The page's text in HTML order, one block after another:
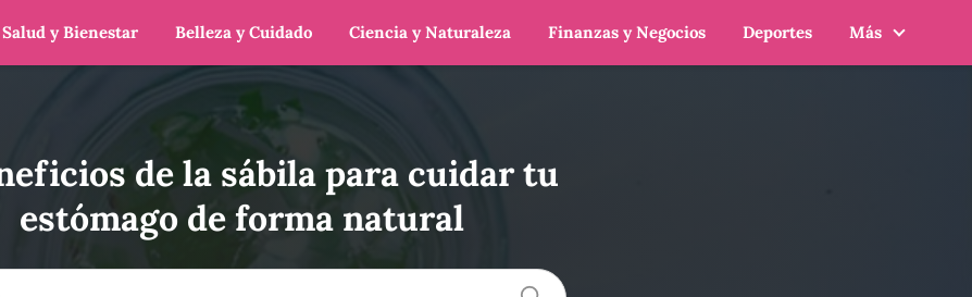
Salud y Bienestar Belleza y Cuidado Ciencia y Naturaleza Finanzas y Negocios Deportes Más
de la sábila para cuidar tu
estómago de forma natural